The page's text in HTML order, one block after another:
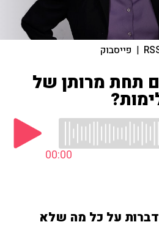
| פייסבוק
תחת מרותן של
00:00
מדברות על כל מה שלא